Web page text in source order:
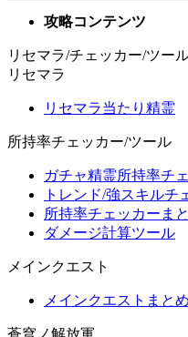
攻略コンテンツ
リセマラ/チェッカー/ツー
リセマラ
リセマラ当たり精霊
所持率チェッカー/ツール
ガチャ精霊所持率チ
トレンド/強スキルチ
所持率チェッカーま
ダメージ計算ツール
メインクエスト
メインクエストまとめ
蒼穹ノ解放軍